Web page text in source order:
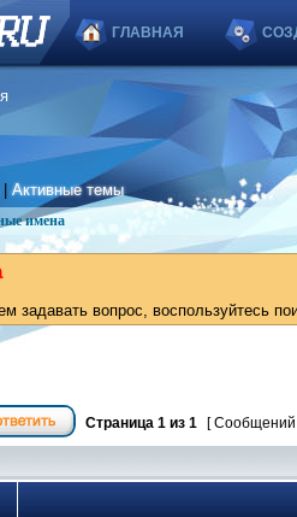
ГЛАВНАЯ
|Активные темы
имена
задавать вопрос, воспользуйтесь
Страница 1 из 1 [